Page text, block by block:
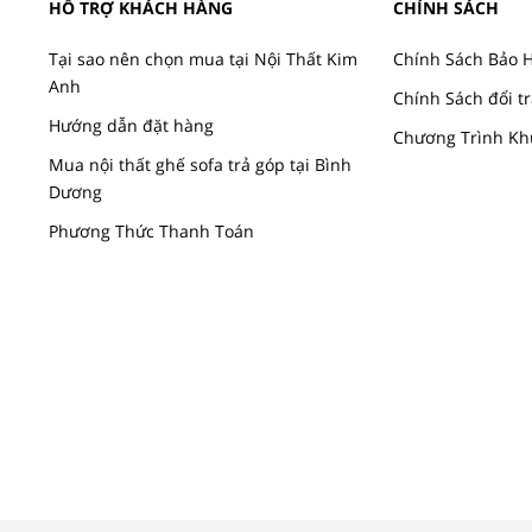
HỖ TRỢ KHÁCH HÀNG
Tại sao nên chọn mua tại Nội Thất Kim
Anh
Hướng dẫn đặt hàng
Mua nội thất ghế sofa trả góp tại Bình
Dương
Phương Thức Thanh Toán
CHÍNH SÁCH
Chính Sách Bảo
Chính Sách đổi
Chương Trình